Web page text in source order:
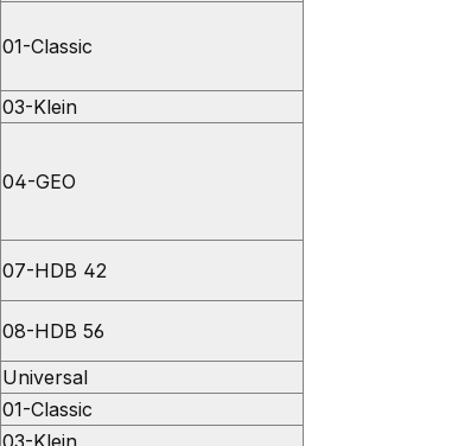
01-Classic
03-Klein
04-GEO
07-HDB 42
08-HDB 56
Universal
01-Classic